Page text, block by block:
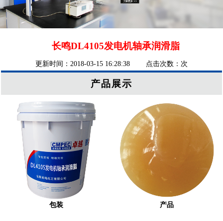
长鸣DL4105发电机轴承润滑脂
更新时间：2018-03-15 16:28:38 点击次数： 次
产品展示
包装 产品